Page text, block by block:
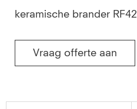
keramische brander RF42
Vraag offerte aan